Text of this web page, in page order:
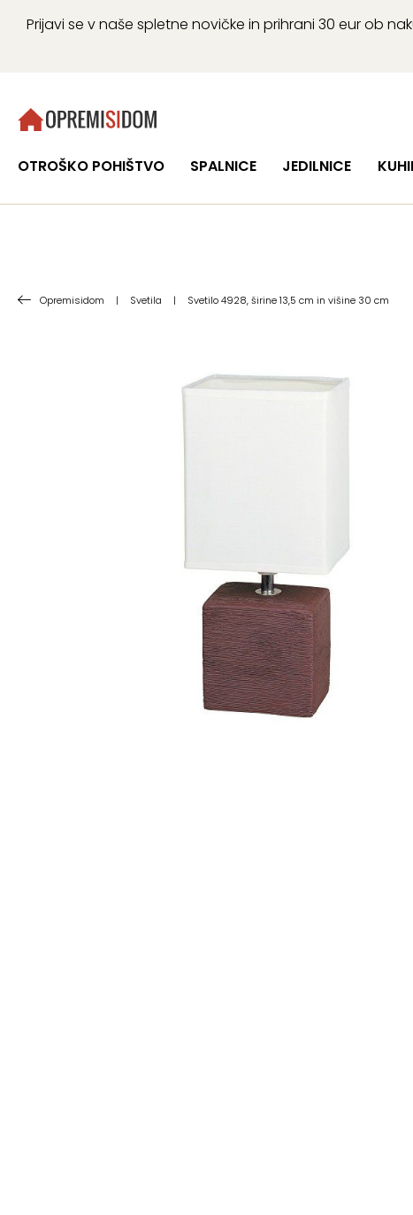
Prijavi se v naše spletne novičke in prihrani 30 eur ob
OTROŠKO POHIŠTVO SPALNICE JEDILNICE
Opremisidom | Svetila | Svetilo 4928, širine 13,5 cm in višine 30 cm